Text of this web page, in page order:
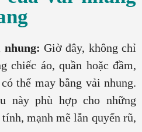
nhung: Giờ đây, không chỉ
chiếc áo, quần hoặc đầm,
thể may bằng vải nhung.
này phù hợp cho những
mạnh mẽ lẫn quyến rũ,